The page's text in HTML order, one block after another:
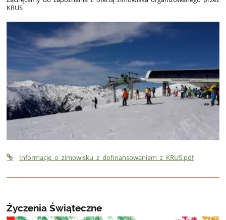
KRUS
Informacje_o_zimowisku_z_dofinansowaniem_z_KRUS.pdf
Życzenia Świąteczne